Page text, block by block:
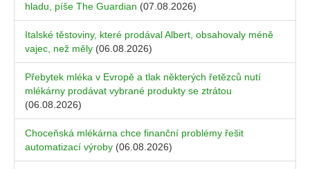
hladu, píše The Guardian (07.08.2026)
Italské těstoviny, které prodával Albert, obsahovaly méně
vajec, než měly (06.08.2026)
Přebytek mléka v Evropě a tlak některých řetězců nutí
mlékárny prodávat vybrané produkty se ztrátou
(06.08.2026)
Choceňská mlékárna chce finanční problémy řešit
automatizací výroby (06.08.2026)